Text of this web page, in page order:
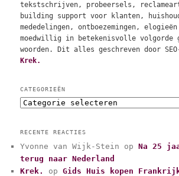
tekstschrijven, probeersels,
building support voor klanten,
mededelingen, ontboezemingen,
moedwillig in betekenisvolle volgorde
woorden. Dit alles geschreven door
Krek.
CATEGORIEËN
C
e
g
o
r
RECENTE REACTIES
Yvonne van Wijk-Stein opNa 25
terug naar Nederland
Krek.
opGids Huis kopen